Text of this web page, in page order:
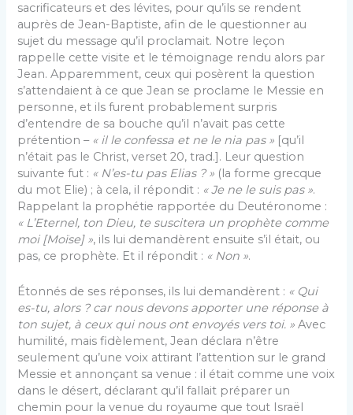
sacrificateurs et des lévites, pour qu’ils se rendent
auprès de Jean-Baptiste, afin de le questionner au
sujet du message qu’il proclamait. Notre leçon
rappelle cette visite et le témoignage rendu alors par
Jean. Apparemment, ceux qui posèrent la question
s’attendaient à ce que Jean se proclame le Messie en
personne, et ils furent probablement surpris
d’entendre de sa bouche qu’il n’avait pas cette
prétention – « il le confessa et ne le nia pas » [qu’il
n’était pas le Christ, verset 20, trad.]. Leur question
suivante fut : « N’es-tu pas Elias ? » (la forme grecque
du mot Elie) ; à cela, il répondit : « Je ne le suis pas ».
Rappelant la prophétie rapportée du Deutéronome :
« L’Eternel, ton Dieu, te suscitera un prophète comme
moi [Moïse] », ils lui demandèrent ensuite s’il était, ou
pas, ce prophète. Et il répondit : « Non ».
Étonnés de ses réponses, ils lui demandèrent : « Qui
es-tu, alors ? carnous devons apporter une réponseà
ton sujet, à ceux qui nous ont envoyés vers toi. » Avec
humilité, mais fidèlement, Jean déclara n’être
seulement qu’une voix attirant l’attention sur le grand
Messie et annonçant sa venue : il était comme une voix
dans le désert, déclarant qu’il fallait préparer un
chemin pour la venue du royaume que tout Israël